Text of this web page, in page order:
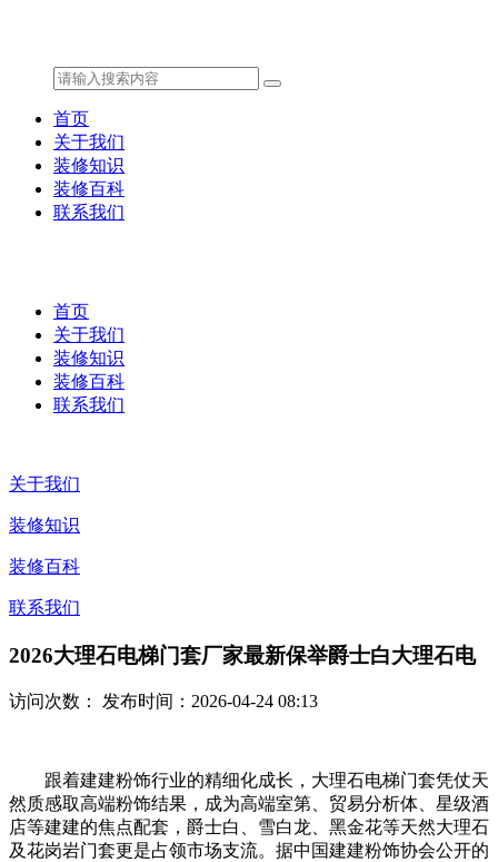
首页
关于我们
装修知识
装修百科
联系我们
首页
关于我们
装修知识
装修百科
联系我们
关于我们
装修知识
装修百科
联系我们
2026大理石电梯门套厂家最新保举爵士白大理石电
访问次数： 发布时间：2026-04-24 08:13
跟着建建粉饰行业的精细化成长，大理石电梯门套凭仗天
然质感取高端粉饰结果，成为高端室第、贸易分析体、星级酒
店等建建的焦点配套，爵士白、雪白龙、黑金花等天然大理石
及花岗岩门套更是占领市场支流。据中国建建粉饰协会公开的